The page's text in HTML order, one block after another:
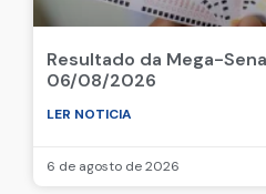
Resultado da Mega-
06/08/2026
LER NOTICIA
6 de agosto de 2026